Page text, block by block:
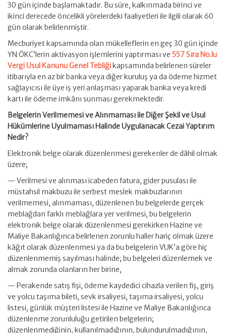
30 gün içinde başlamaktadır. Bu süre, kalkınmada birinci ve
ikinci derecede öncelikli yörelerdeki faaliyetleri ile ilgili olarak 60
gün olarak belirlenmiştir.
Mecburiyet kapsamında olan mükelleflerin en geç 30 gün içinde
YN ÖKC’lerin aktivasyon işlemlerini yaptırması ve 557 Sıra No.lu
Vergi Usul Kanunu Genel Tebliği kapsamında belirlenen süreler
itibarıyla en az bir banka veya diğer kuruluş ya da ödeme hizmet
sağlayıcısı ile üye iş yeri anlaşması yaparak banka veya kredi
kartı ile ödeme imkânı sunması gerekmektedir.
Belgelerin Verilmemesi ve Alınmaması ile Diğer Şekil ve Usul
Hükümlerine Uyulmaması Halinde Uygulanacak Cezai Yaptırım
Nedir?
Elektronik belge olarak düzenlenmesi gerekenler de dâhil olmak
üzere;
— Verilmesi ve alınması icabeden fatura, gider pusulası ile
müstahsil makbuzu ile serbest meslek makbuzlarının
verilmemesi, alınmaması, düzenlenen bu belgelerde gerçek
meblağdan farklı meblağlara yer verilmesi, bu belgelerin
elektronik belge olarak düzenlenmesi gerekirken Hazine ve
Maliye Bakanlığınca belirlenen zorunlu haller hariç olmak üzere
kâğıt olarak düzenlenmesi ya da bu belgelerin VUK’a göre hiç
düzenlenmemiş sayılması halinde; bu belgeleri düzenlemek ve
almak zorunda olanların her birine,
— Perakende satış fişi, ödeme kaydedici cihazla verilen fiş, giriş
ve yolcu taşıma bileti, sevk irsaliyesi, taşıma irsaliyesi, yolcu
listesi, günlük müşteri listesi ile Hazine ve Maliye Bakanlığınca
düzenlenme zorunluluğu getirilen belgelerin;
düzenlenmediğinin, kullanılmadığının, bulundurulmadığının,